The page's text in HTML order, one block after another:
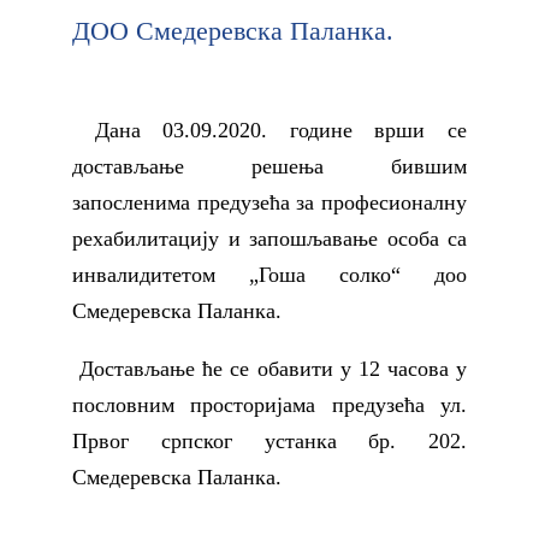
ДОО Смедеревска Паланка.
Дана 03.09.2020. године врши се
достављање решења бившим
запосленима предузећа за професионалну
рехабилитацију и запошљавање особа са
инвалидитетом „Гоша солко“ доо
Смедеревска Паланка.
Достављање ће се обавити у 12 часова у
пословним просторијама предузећа ул.
Првог српског устанка бр. 202.
Смедеревска Паланка.